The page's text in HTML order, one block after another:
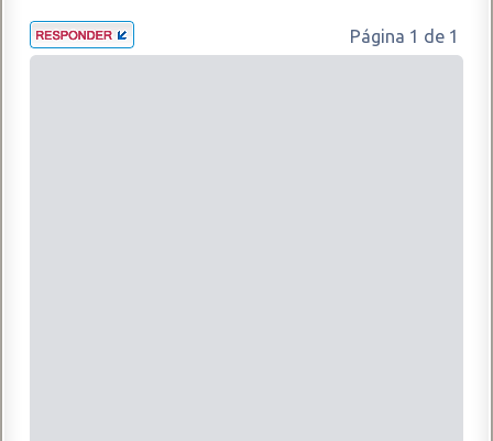
Página 1 de 1